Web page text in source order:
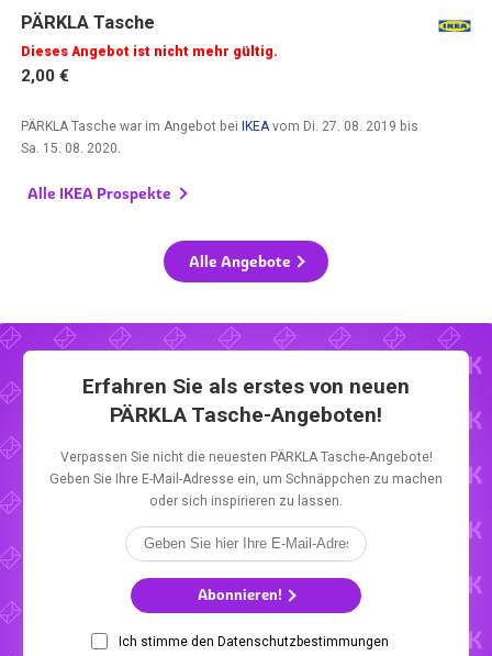
PÄRKLA Tasche
Dieses Angebot ist nicht mehr gültig.
2,00 €
PÄRKLA Tasche war im Angebot beiIKEA vom Di. 27. 08. 2019 bis
Sa. 15. 08. 2020
Alle IKEA Prospekte
Alle Angebote
Erfahren Sie als erstes von neuen
PÄRKLA Tasche-Angeboten!
Verpassen Sie nicht die neuesten PÄRKLA Tasche-Angebote!
Geben Sie Ihre E-Mail-Adresse ein, um Schnäppchen zu machen
oder sich inspirieren zu lassen.
Abonnieren!
Ich stimme den Datenschutzbestimmungen